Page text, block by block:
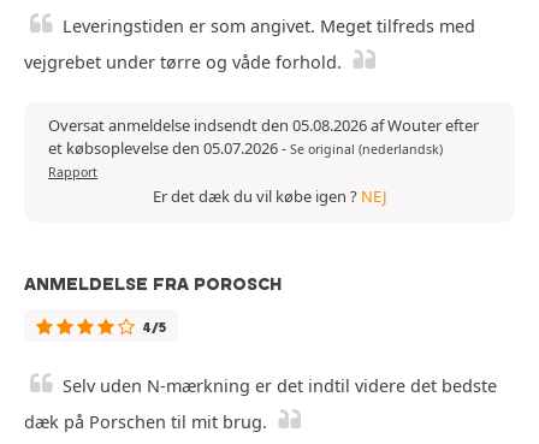
Leveringstiden er som angivet. Meget tilfreds med
vejgrebet under tørre og våde forhold.
Oversat anmeldelse indsendt den 05.08.2026 af Wouter efter
et købsoplevelse den 05.07.2026- Se original (nederlandsk)
Rapport
Er det dæk du vil købe igen ? NEJ
ANMELDELSE FRA POROSCH
4/5
Selv uden N-mærkning er det indtil videre det bedste
dæk på Porschen til mit brug.